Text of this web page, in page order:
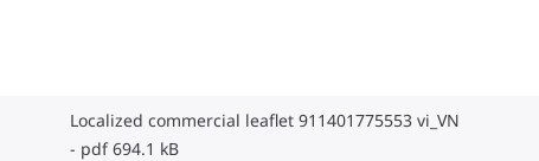
Localized commercial leaflet 911401775553 vi_VN
pdf 694.1 kB